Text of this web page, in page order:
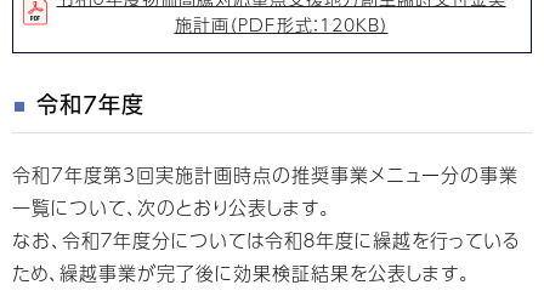
施計画（PDF形式：120KB）
令和7年度
令和7年度第3回実施計画時点の推奨事業メニュー分の事業
一覧について、次のとおり公表します。
なお、令和７年度分については令和８年度に繰越を行っている
ため、繰越事業が完了後に効果検証結果を公表します。